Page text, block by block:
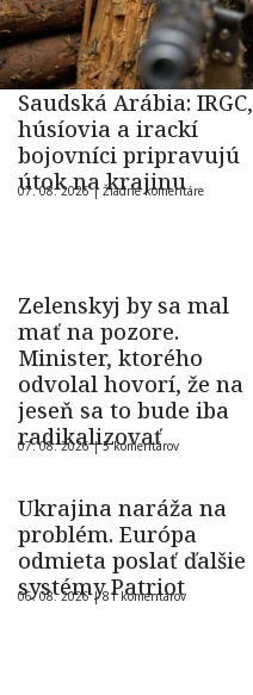
Saudská Arábia: IRGC,
húsíovia a irackí
bojovníci pripravujú
útok na krajinu
07. 08. 2026 |Žiadne komentáre
Zelenskyj by sa mal
mať na pozore.
Minister, ktorého
odvolal hovorí, že na
jeseň sa to bude iba
radikalizovať
07. 08. 2026 |5 komentárov
Ukrajina naráža na
problém. Európa
odmieta poslať ďalšie
systémy Patriot
06. 08. 2026 |81 komentárov